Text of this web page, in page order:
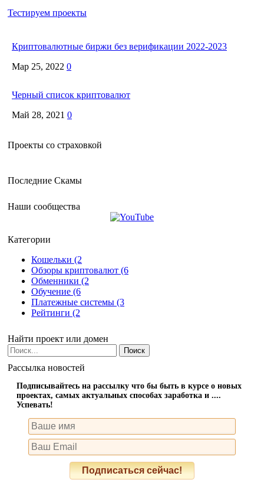
Тестируем проекты
Криптовалютные биржи без верификации 2022-2023
Мар 25, 2022 0
Черный список криптовалют
Май 28, 2021 0
Проекты со страховкой
Последние Скамы
Наши сообщества
Категории
Кошельки (2
Обзоры криптовалют (6
Обменники (2
Обучение (6
Платежные системы (3
Рейтинги (2
Найти проект или домен
Рассылка новостей
Подписывайтесь на рассылку что бы быть в курсе о новых
проектах, самых актуальных способах заработка и ....
Успевать!